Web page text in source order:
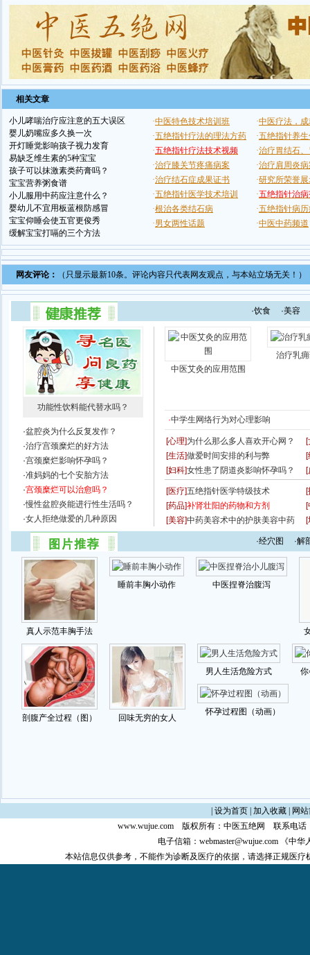
相关文章
小儿哮喘治疗应注意的五大误区
婴儿奶嘴应多久换一次
开灯睡觉影响孩子视力发育
易缺乏维生素的5种宝宝
孩子可以抹激素类药膏吗？
宝宝营养粥食谱
小儿服用中药应注意什么？
婴幼儿不宜用板蓝根防感冒
宝宝仰睡会使五官更俊秀
缓解宝宝打嗝的三个方法
网友评论： （只显示最新10条。评论内容只代表网友观点，与本站立场无关！
设为首页| 加入收藏|
网
www.wujue.com 版权所有： 中医五绝网
联系电话
电子信箱： webmaster@wujue.com 《中华
本站信息仅供参考，不能作为诊断及医疗的依据，请选择正规医